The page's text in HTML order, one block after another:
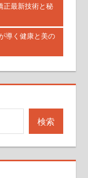
正最新技術と秘
導く健康と美の
検索